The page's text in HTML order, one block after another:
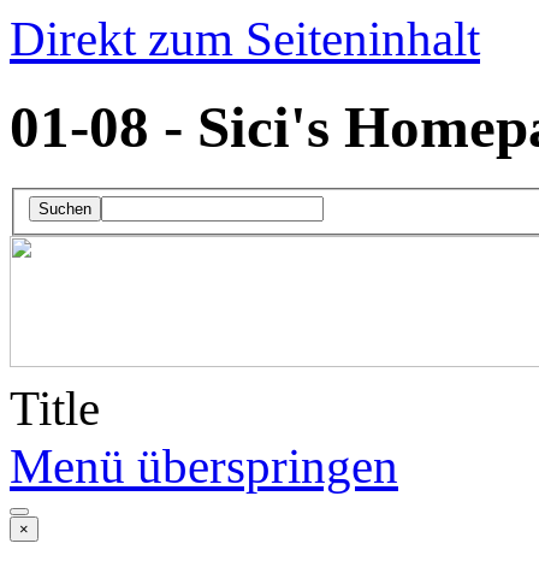
Direkt zum Seiteninhalt
01-08 - Sici's
Suchen
Title
Menü überspringen
×